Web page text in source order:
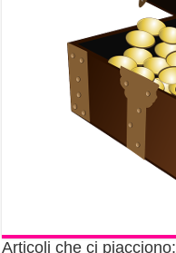
Articoli che ci piacciono: